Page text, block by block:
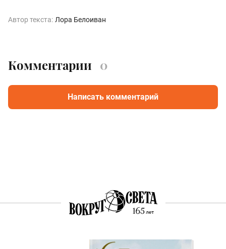
Автор текста: Лора Белоиван
Комментарии 0
Написать комментарий